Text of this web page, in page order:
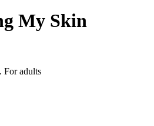
My Skin
For adults